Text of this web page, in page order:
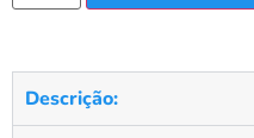
Descrição: